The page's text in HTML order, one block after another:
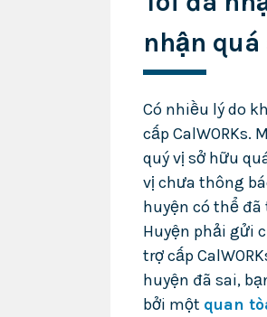
nhận
Có nhiều lý do
cấp CalWORKs.
quý vị sở hữu
vị chưa thông
huyện có thể đã
Huyện phải gửi
trợ cấp
huyện đã sai,
bởi một quan